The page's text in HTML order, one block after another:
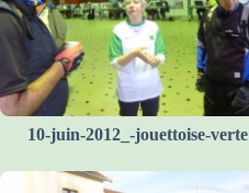
10-juin-2012_-jouettoise-verte